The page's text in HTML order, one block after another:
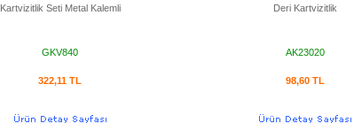
Kartvizitlik Seti Metal Kalemli
GKV840
322,11 TL
Deri Kartvizitlik
AK23020
98,60 TL